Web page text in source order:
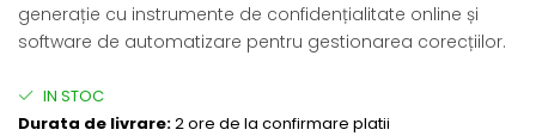
generație cu instrumente de confidențialitate online și
software de automatizare pentru gestionarea corecțiilor.
IN STOC
Durata de livrare:2 ore de la confirmare platii